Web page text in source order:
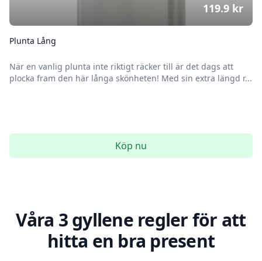
Plunta Lång
När en vanlig plunta inte riktigt räcker till är det dags att
plocka fram den här långa skönheten! Med sin extra längd r...
119.9 kr
Köp nu
Våra 3 gyllene regler för att
hitta en bra present